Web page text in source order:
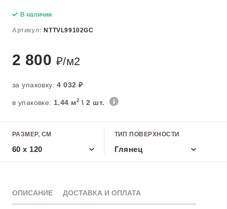
В наличии
Артикул: NTTVL99102GC
2 800 ₽/м2
за упаковку:4 032 ₽
в упаковке: 1.44 м2 \ 2 шт.
РАЗМЕР, СМ
60 x 120
ТИП ПОВЕРХНОСТИ
Глянец
ОПИСАНИЕ ДОСТАВКА И ОПЛАТА